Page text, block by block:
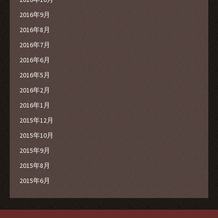
2016年9月
2016年8月
2016年7月
2016年6月
2016年5月
2016年2月
2016年1月
2015年12月
2015年10月
2015年9月
2015年8月
2015年6月